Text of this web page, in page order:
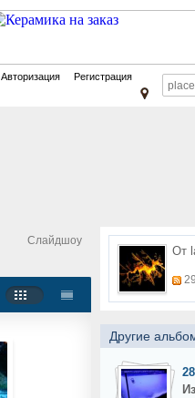
Авторизация Регистрация
От
Другие
Слайдшоу